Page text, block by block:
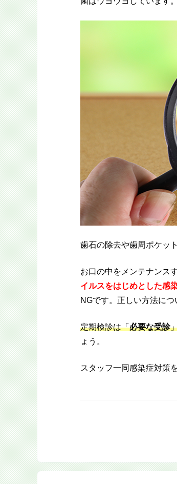
歯石の除去や歯周ポケッ
お口の中をメンテナンス
イルスをはじめとした感
NGです。正しい方法に
定期検診は「必要な受診
ょう。
スタッフ一同感染症対策